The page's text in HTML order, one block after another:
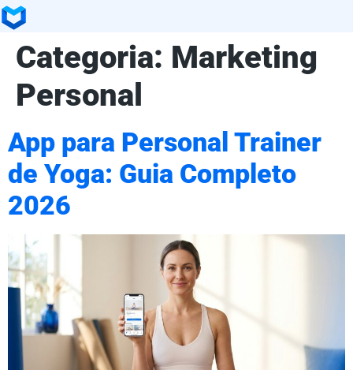
Categoria: Marketing
Personal
App para Personal Trainer
de Yoga: Guia Completo
2026